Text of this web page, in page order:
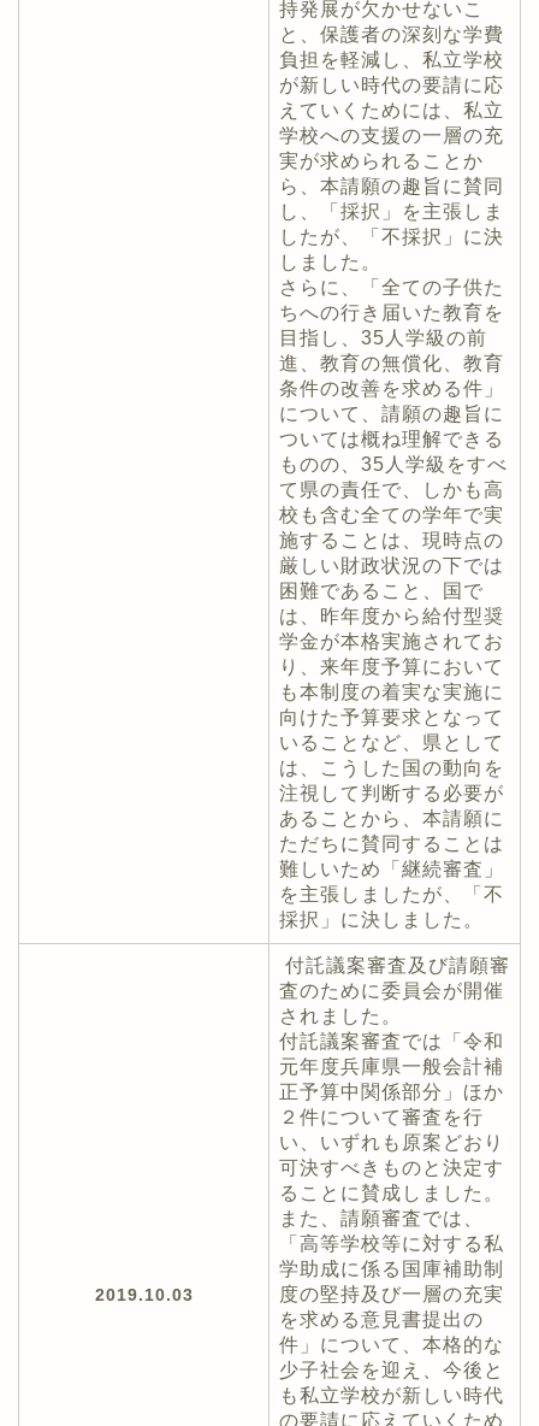
持発展が欠かせないこ
と、保護者の深刻な学費
負担を軽減し、私立学校
が新しい時代の要請に応
えていくためには、私立
学校への支援の一層の充
実が求められることか
ら、本請願の趣旨に賛同
し、「採択」を主張しま
したが、「不採択」に決
しました。
さらに、「全ての子供た
ちへの行き届いた教育を
目指し、35人学級の前
進、教育の無償化、教育
条件の改善を求める件」
について、請願の趣旨に
ついては概ね理解できる
ものの、35人学級をすべ
て県の責任で、しかも高
校も含む全ての学年で実
施することは、現時点の
厳しい財政状況の下では
困難であること、国で
は、昨年度から給付型奨
学金が本格実施されてお
り、来年度予算において
も本制度の着実な実施に
向けた予算要求となって
いることなど、県として
は、こうした国の動向を
注視して判断する必要が
あることから、本請願に
ただちに賛同することは
難しいため「継続審査」
を主張しましたが、「不
採択」に決しました。
2019.10.03
付託議案審査及び請願審
査のために委員会が開催
されました。
付託議案審査では「令和
元年度兵庫県一般会計補
正予算中関係部分」ほか
２件について審査を行
い、いずれも原案どおり
可決すべきものと決定す
ることに賛成しました。
また、請願審査では、
「高等学校等に対する私
学助成に係る国庫補助制
度の堅持及び一層の充実
を求める意見書提出の
件」について、本格的な
少子社会を迎え、今後と
も私立学校が新しい時代
の要請に応えていくため